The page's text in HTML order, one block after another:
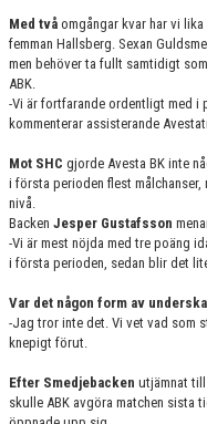
Med två omgångar kvar har vi
femman Hallsberg. Sexan
men behöver ta fullt samtidigt
ABK.
-Vi är fortfarande ordentligt med i
kommenterar assisterande
Mot SHC gjorde Avesta BK inte
i första perioden flest
nivå.
Backen Jesper Gustafsson
-Vi är mest nöjda med tre poäng
i första perioden, sedan blir det
Var det någon form av
-Jag tror inte det. Vi vet vad som
knepigt förut.
Efter Smedjebacken utjämnat till
skulle ABK avgöra matchen sista